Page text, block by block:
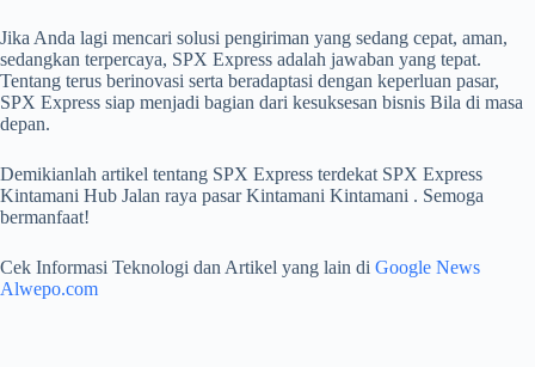
Jika Anda lagi mencari solusi pengiriman yang sedang cepat, aman,
sedangkan terpercaya, SPX Express adalah jawaban yang tepat.
Tentang terus berinovasi serta beradaptasi dengan keperluan pasar,
SPX Express siap menjadi bagian dari kesuksesan bisnis Bila di masa
depan.
Demikianlah artikel tentang SPX Express terdekat SPX Express
Kintamani Hub Jalan raya pasar Kintamani Kintamani . Semoga
bermanfaat!
Cek Informasi Teknologi dan Artikel yang lain di Google News
Alwepo.com